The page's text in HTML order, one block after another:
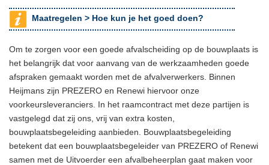
Maatregelen > Hoe kun je het goed doen?
Om te zorgen voor een goede afvalscheiding op de bouwplaats is
het belangrijk dat voor aanvang van de werkzaamheden goede
afspraken gemaakt worden met de afvalverwerkers. Binnen
Heijmans zijn PREZERO en Renewi hiervoor onze
voorkeursleveranciers. In het raamcontract met deze partijen is
vastgelegd dat zij ons, vrij van extra kosten,
bouwplaatsbegeleiding aanbieden. Bouwplaatsbegeleiding
betekent dat een bouwplaatsbegeleider van PREZERO of Renewi
samen met de Uitvoerder een afvalbeheerplan gaat maken voor